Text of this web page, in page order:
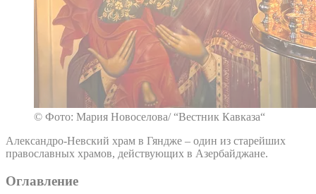
© Фото: Мария Новоселова/ “Вестник Кавказа“
Александро-Невский храм в Гяндже – один из старейших
православных храмов, действующих в Азербайджане.
Оглавление